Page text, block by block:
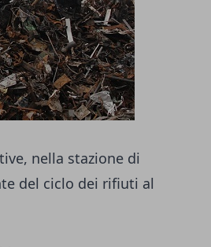
nella stazione di
del ciclo dei rifiuti al